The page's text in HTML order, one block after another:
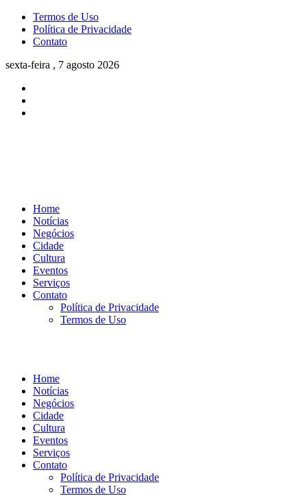
Termos de Uso
Política de Privacidade
Contato
sexta-feira , 7 agosto 2026
Home
Notícias
Negócios
Cidade
Cultura
Eventos
Serviços
Contato
Política de Privacidade
Termos de Uso
Home
Notícias
Negócios
Cidade
Cultura
Eventos
Serviços
Contato
Política de Privacidade
Termos de Uso